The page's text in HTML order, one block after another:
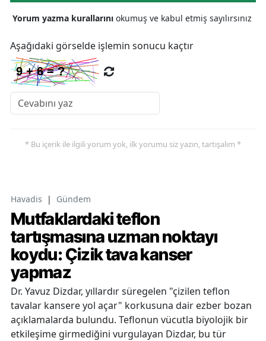
Yorum yazma kurallarını okumuş ve kabul etmiş sayılırsınız
Aşağıdaki görselde işlemin sonucu kaçtır
* Bu içerik ile ilgili yorum yok, ilk yorumu siz yazın, tartışalım *
Havadis | Gündem
Mutfaklardaki teflon
tartışmasına uzman noktayı
koydu: Çizik tava kanser
yapmaz
Dr. Yavuz Dizdar, yıllardır süregelen "çizilen teflon
tavalar kansere yol açar" korkusuna dair ezber bozan
açıklamalarda bulundu. Teflonun vücutla biyolojik bir
etkileşime girmediğini vurgulayan Dizdar, bu tür